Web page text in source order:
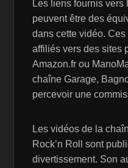
Les liens fournis
peuvent être des
dans cette vidéo.
affiliés vers des sites
Amazon.fr ou
chaîne Garage,
percevoir une
Les vidéos de la
Rock’n Roll sont
divertissement. Son